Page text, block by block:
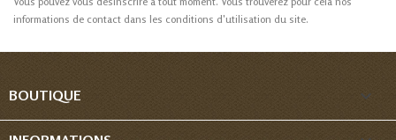
informations de contact dans les conditions d'utilisation du site.
BOUTIQUE 